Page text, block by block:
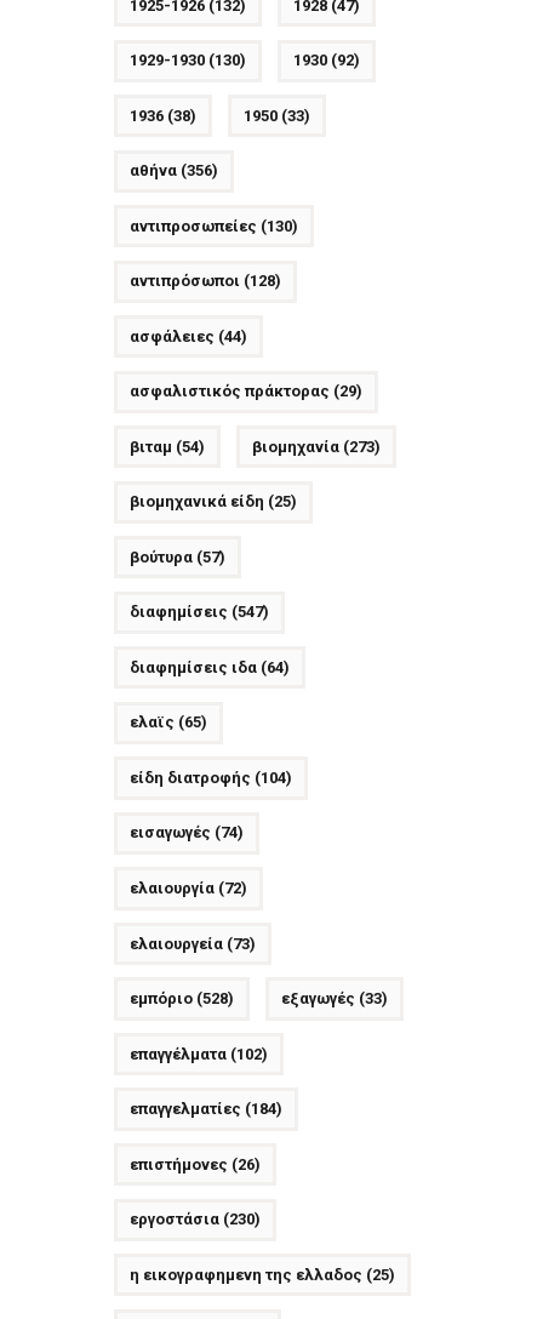
1925-1926(132) 1928(47)
1929-1930(130) 1930(92)
1936(38) 1950(33)
αθήνα(356)
αντιπροσωπείες (130)
αντιπρόσωποι (128)
ασφάλειες (44)
ασφαλιστικός πράκτορας (29)
βιταμ (54) βιομηχανία(273)
βιομηχανικά είδη (25)
βούτυρα(57)
διαφημίσεις (547)
διαφημίσεις ιδα(64)
ελαϊς (65)
είδη διατροφής (104)
εισαγωγές (74)
ελαιουργία(72)
ελαιουργεία(73)
εμπόριο(528) εξαγωγές (33)
επαγγέλματα(102)
επαγγελματίες (184)
επιστήμονες (26)
εργοστάσια(230)
η εικογραφημενη της ελλαδος (25)